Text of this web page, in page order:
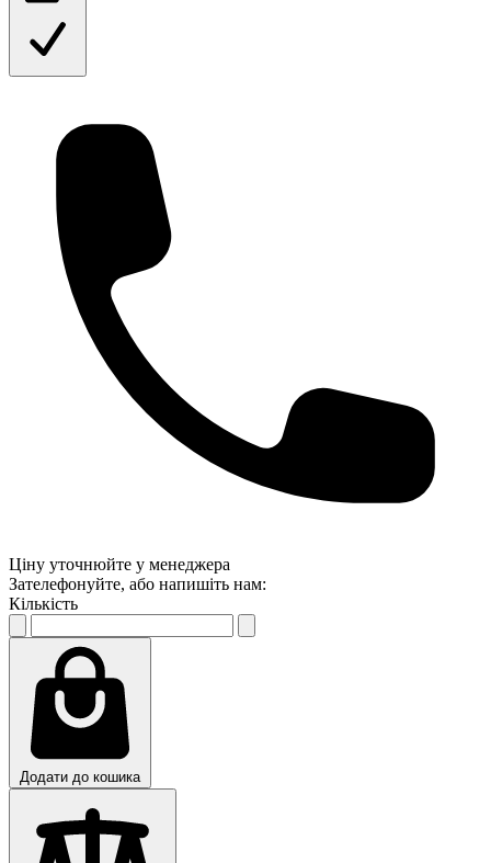
Ціну уточнюйте у менеджера
Зателефонуйте, або напишіть нам:
Кількість
Додати до кошика